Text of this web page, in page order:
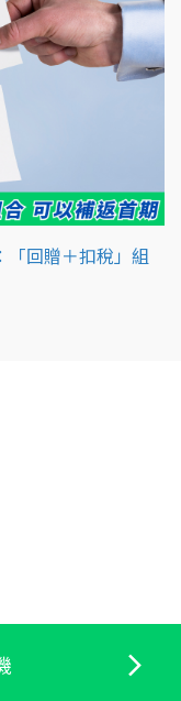
「回贈＋扣稅」組